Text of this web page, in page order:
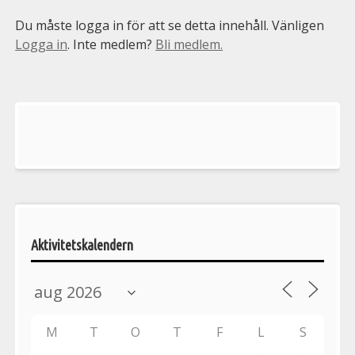
Du måste logga in för att se detta innehåll. Vänligen
Logga in. Inte medlem? Bli medlem.
aktiviteter
Aktivitetskalendern
M T O T F L S